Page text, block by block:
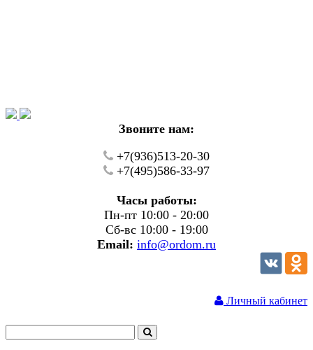
Звоните нам:
+7(936)513-20-30
+7(495)586-33-97
Часы работы:
Пн-пт 10:00 - 20:00
Сб-вс 10:00 - 19:00
Email: info@ordom.ru
Личный кабинет